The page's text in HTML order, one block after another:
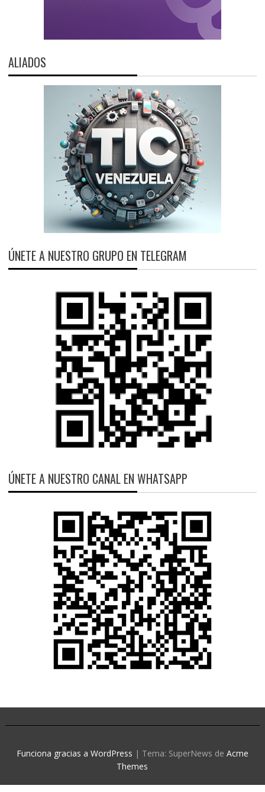
ALIADOS
ÚNETE A NUESTRO GRUPO EN TELEGRAM
ÚNETE A NUESTRO CANAL EN WHATSAPP
Funciona gracias a WordPress | Tema: SuperNews de Acme
Themes